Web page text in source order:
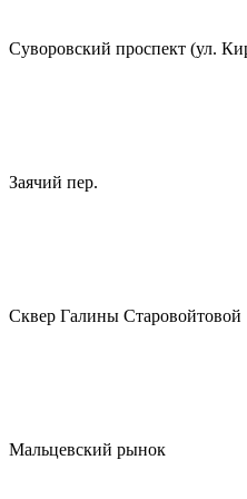
Суворовский проспект (ул.
Заячий пер.
Сквер Галины Старовойтовой
Мальцевский рынок